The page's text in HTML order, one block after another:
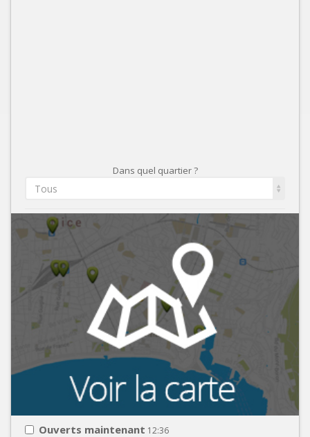
Dans quel quartier ?
Tous
Ouverts maintenant 12:36